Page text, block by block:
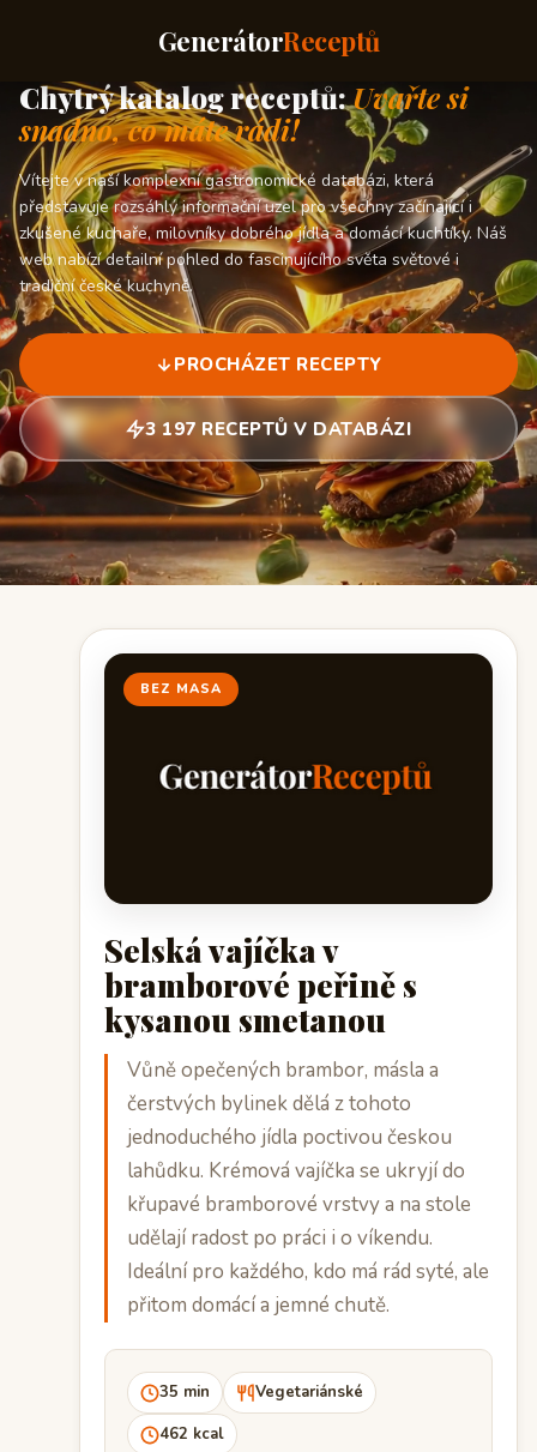
GenerátorReceptů
Chytrý katalog receptů:Uvařte si
snadno, co máte rádi!
Vítejte v naší komplexní gastronomické databázi, která
představuje rozsáhlý informační uzel pro všechny začínající i
zkušené kuchaře, milovníky dobrého jídla a domácí kuchtíky. Náš
web nabízí detailní pohled do fascinujícího světa světové i
tradiční české kuchyně.
PROCHÁZET RECEPTY
3 197 RECEPTŮ V DATABÁZI
BEZ MASA
Selská vajíčka v
bramborové peřině s
kysanou smetanou
Vůně opečených brambor, másla a
čerstvých bylinek dělá z tohoto
jednoduchého jídla poctivou českou
lahůdku. Krémová vajíčka se ukryjí do
křupavé bramborové vrstvy a na stole
udělají radost po práci i o víkendu.
Ideální pro každého, kdo má rád syté, ale
přitom domácí a jemné chutě.
35 min
Vegetariánské
462 kcal